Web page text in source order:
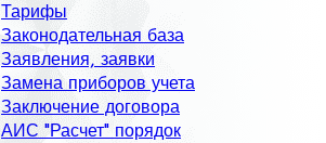
Тарифы
Законодательная база
Заявления, заявки
Замена приборов учета
Заключение договора
АИС "Расчет" порядок